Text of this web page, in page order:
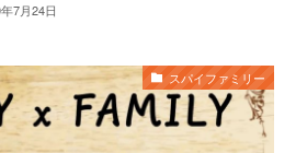
7月24日
スパイファミリー